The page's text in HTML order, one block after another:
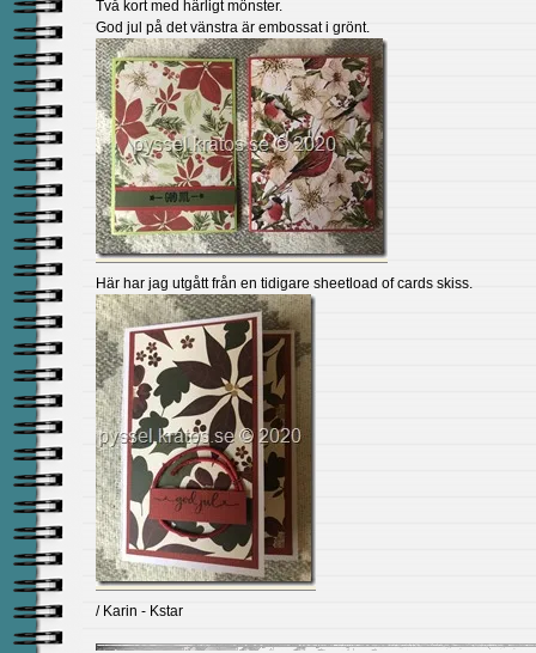
Två kort med härligt mönster.
God jul på det vänstra är embossat i grönt.
Här har jag utgått från en tidigare sheetload of cards skiss.
/ Karin - Kstar